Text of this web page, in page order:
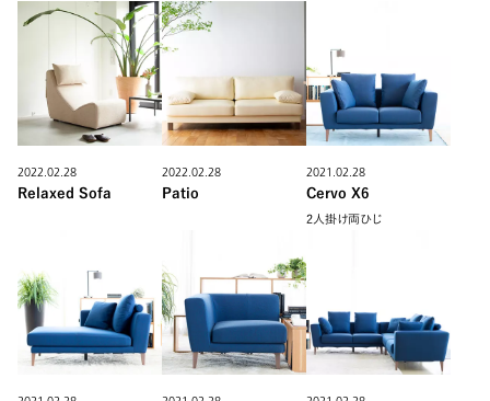
2022.02.28
Relaxed Sofa
2022.02.28
Patio
2021.02.28
Cervo X6
2人掛け両ひじ